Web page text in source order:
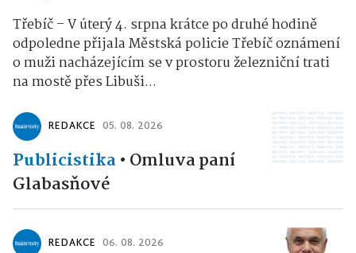
Třebíč – V úterý 4. srpna krátce po druhé hodině
odpoledne přijala Městská policie Třebíč oznámení
o muži nacházejícím se v prostoru železniční trati
na mostě přes Libuši...
REDAKCE 05. 08. 2026
Publicistika• Omluva paní
Glabasňové
REDAKCE 06. 08. 2026